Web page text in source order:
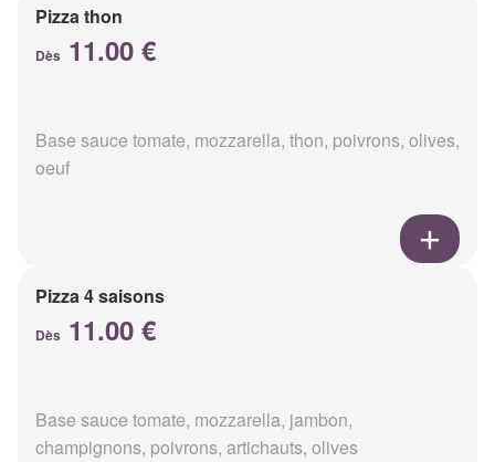
Pizza thon
Dès 11.00 €
Base sauce tomate, mozzarella, thon, poivrons, olives,
oeuf
Pizza 4 saisons
Dès 11.00 €
Base sauce tomate, mozzarella, jambon,
champignons, poivrons, artichauts, olives